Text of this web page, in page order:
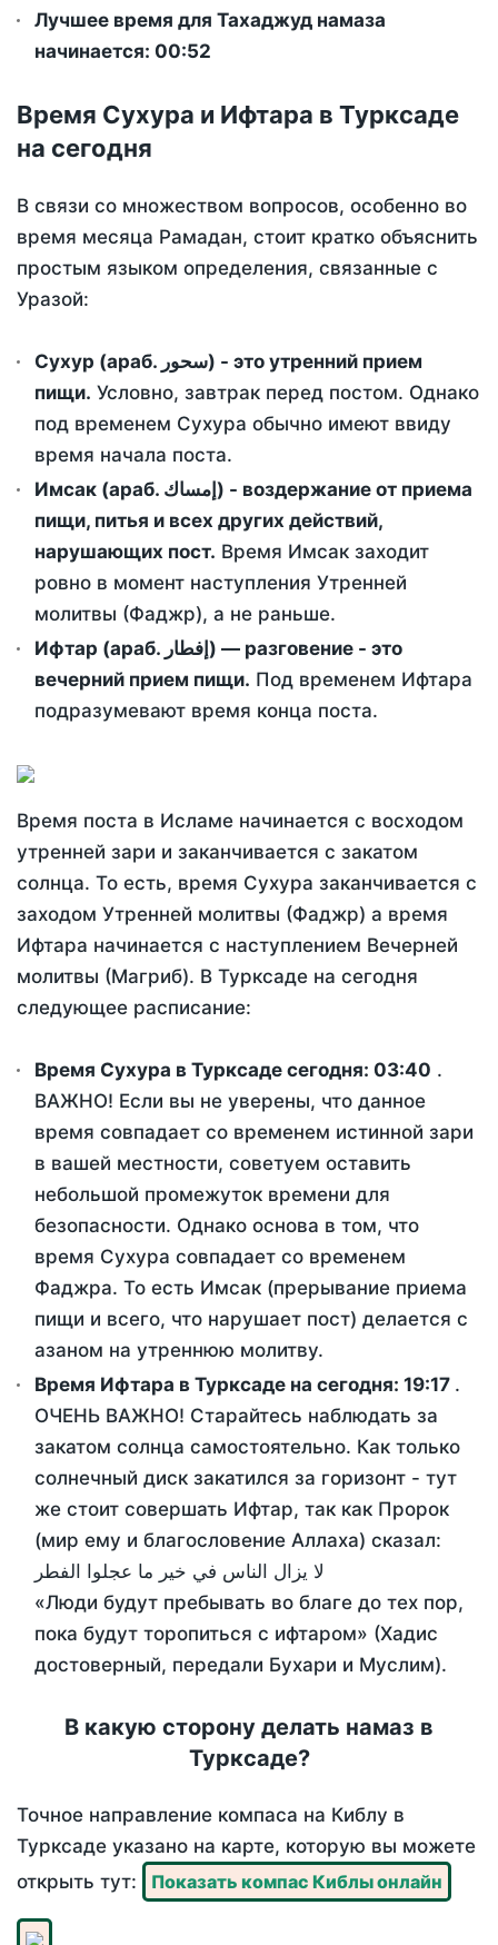
Лучшее время для Тахаджуд намаза
начинается: 00:52
Время Сухура и Ифтара в Турксаде
на сегодня
В связи со множеством вопросов, особенно во
время месяца Рамадан, стоит кратко объяснить
простым языком определения, связанные с
Уразой:
Сухур (араб. سحور) - это утренний прием
пищи. Условно, завтрак перед постом. Однако
под временем Сухура обычно имеют ввиду
время начала поста.
Имсак (араб. إمساك) - воздержание от приема
пищи, питья и всех других действий,
нарушающих пост. Время Имсак заходит
ровно в момент наступления Утренней
молитвы (Фаджр), а не раньше.
Ифтар (араб. إفطار) — разговение - это
вечерний прием пищи. Под временем Ифтара
подразумевают время конца поста.
Время поста в Исламе начинается с восходом
утренней зари и заканчивается с закатом
солнца. То есть, время Сухура заканчивается с
заходом Утренней молитвы (Фаджр) а время
Ифтара начинается с наступлением Вечерней
молитвы (Магриб). В Турксаде на сегодня
следующее расписание:
Время Сухура в Турксаде сегодня: 03:40 .
ВАЖНО! Если вы не уверены, что данное
время совпадает со временем истинной зари
в вашей местности, советуем оставить
небольшой промежуток времени для
безопасности. Однако основа в том, что
время Сухура совпадает со временем
Фаджра. То есть Имсак (прерывание приема
пищи и всего, что нарушает пост) делается с
азаном на утреннюю молитву.
Время Ифтара в Турксаде на сегодня: 19:17 .
ОЧЕНЬ ВАЖНО! Старайтесь наблюдать за
закатом солнца самостоятельно. Как только
солнечный диск закатился за горизонт - тут
же стоит совершать Ифтар, так как Пророк
(мир ему и благословение Аллаха) сказал:
لا يزال الناس في خير ما عجلوا الفطر
«Люди будут пребывать во благе до тех пор,
пока будут торопиться с ифтаром» (Хадис
достоверный, передали Бухари и Муслим).
В какую сторону делать намаз в
Турксаде?
Точное направление компаса на Киблу в
Турксаде указано на карте, которую вы можете
открыть тут:
Показать компас Киблы онлайн